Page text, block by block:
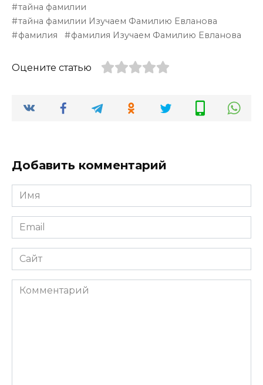
тайна фамилии
тайна фамилии Изучаем Фамилию Евланова
фамилия
фамилия Изучаем Фамилию Евланова
Оцените статью
Добавить комментарий
Имя
*
Email
*
Сайт
Комментарий